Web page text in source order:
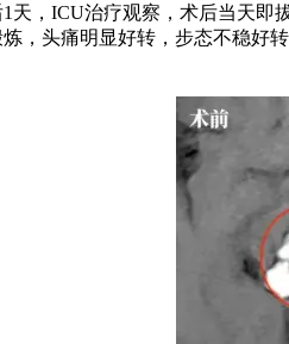
ICU治疗观察，术后当天即拔
，头痛明显好转，步态不稳好